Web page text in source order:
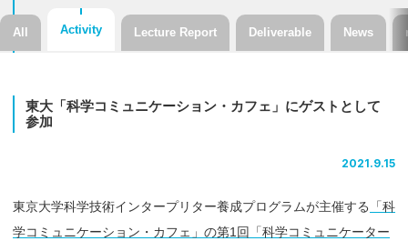
All Activity Lecture Report Deliverable News
東大 「科学コミュニケーション ・ カフェ」 にゲスト として
参加
2021.9.15
東京大学科学技術インタープリター養成プログラムが主催する
「科
学コミュニケーション・カフェ」の第1回「科学コミュニケーター